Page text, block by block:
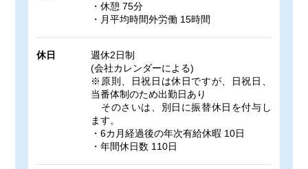
・休憩 75分
・月平均時間外労働 15時間
休日
週休2日制
(会社カレンダーによる)
※原則、日祝日は休日ですが、日祝日、
当番体制のため出勤日あり
そのさいは、別日に振替休日を付与し
ます。
・6カ月経過後の年次有給休暇 10日
・年間休日数 110日